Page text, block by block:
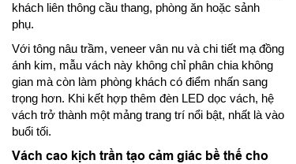
khách liên thông cầu thang, phòng ăn hoặc sảnh
phụ.
Với tông nâu trầm, veneer vân nu và chi tiết mạ đồng
ánh kim, mẫu vách này không chỉ phân chia không
gian mà còn làm phòng khách có điểm nhấn sang
trọng hơn. Khi kết hợp thêm đèn LED dọc vách, hệ
vách trở thành một mảng trang trí nổi bật, nhất là vào
buổi tối.
Vách cao kịch trần tạo cảm giác bề thế cho